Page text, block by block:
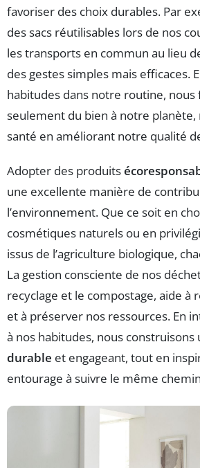
favoriser des choix durables. Par
des sacs réutilisables lors de nos
les transports en commun au lieu
des gestes simples mais efficaces.
habitudes dans notre routine, nous
seulement du bien à notre planète,
santé en améliorant notre qualité
Adopter des produits
une excellente manière de
l’environnement. Que ce soit en
cosmétiques naturels ou en
issus de l’agriculture biologique,
La gestion consciente de nos
recyclage et le compostage, aide à
et à préserver nos ressources. En
à nos habitudes, nous
durable et engageant, tout en
entourage à suivre le même